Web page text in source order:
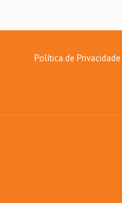
Política de Privacidade